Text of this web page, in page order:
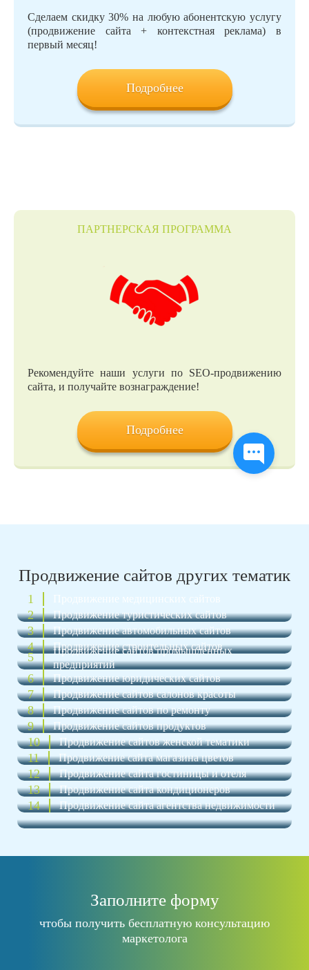
Сделаем скидку 30% на любую абонентскую услугу
(продвижение сайта + контекстная реклама) в
первый месяц!
Подробнее
ПАРТНЕРСКАЯ ПРОГРАММА
Рекомендуйте наши услуги по SEO-продвижению
сайта, и получайте вознаграждение!
Подробнее
Продвижение сайтов других тематик
1 Продвижение медицинских сайтов
2 Продвижение туристических сайтов
3 Продвижение автомобильных сайтов
4 Продвижение строительных сайтов
5
Продвижение сайтов промышленных
предприятий
6 Продвижение юридических сайтов
7 Продвижение сайтов салонов красоты
8 Продвижение сайтов по ремонту
9 Продвижение сайтов продуктов
10 Продвижение сайтов женской тематики
11 Продвижение сайта магазина цветов
12 Продвижение сайта гостиницы и отеля
13 Продвижение сайта кондиционеров
14 Продвижение сайта агентства недвижимости
Заполните форму
чтобы получить бесплатную консультацию
маркетолога